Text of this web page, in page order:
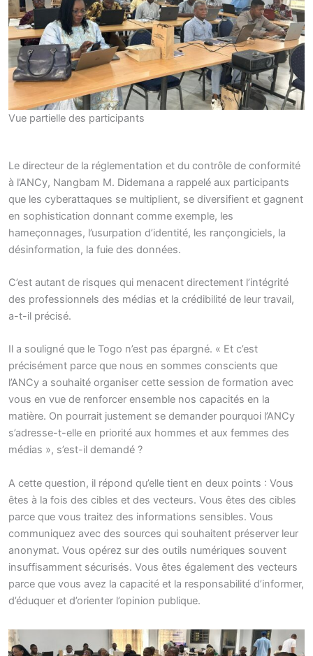
Vue partielle des participants
Le directeur de la réglementation et du contrôle de conformité
à l’ANCy, Nangbam M. Didemana a rappelé aux participants
que les cyberattaques se multiplient, se diversifient et gagnent
en sophistication donnant comme exemple, les
hameçonnages, l’usurpation d’identité, les rançongiciels, la
désinformation, la fuie des données.
C’est autant de risques qui menacent directement l’intégrité
des professionnels des médias et la crédibilité de leur travail,
a-t-il précisé.
Il a souligné que le Togo n’est pas épargné. « Et c’est
précisément parce que nous en sommes conscients que
l’ANCy a souhaité organiser cette session de formation avec
vous en vue de renforcer ensemble nos capacités en la
matière. On pourrait justement se demander pourquoi l’ANCy
s’adresse-t-elle en priorité aux hommes et aux femmes des
médias », s’est-il demandé ?
A cette question, il répond qu’elle tient en deux points : Vous
êtes à la fois des cibles et des vecteurs. Vous êtes des cibles
parce que vous traitez des informations sensibles. Vous
communiquez avec des sources qui souhaitent préserver leur
anonymat. Vous opérez sur des outils numériques souvent
insuffisamment sécurisés. Vous êtes également des vecteurs
parce que vous avez la capacité et la responsabilité d’informer,
d’éduquer et d’orienter l’opinion publique.